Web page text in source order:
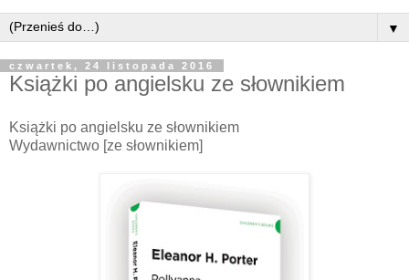
▼
czwartek, 24 listopada 2016
Książki po angielsku ze słownikiem
Książki po angielsku ze słownikiem
Wydawnictwo [ze słownikiem]